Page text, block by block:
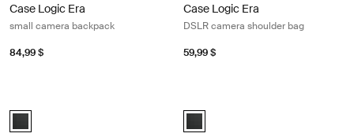
Case Logic Era
small camera backpack
84,99 $
Case Logic Era
DSLR camera shoulder bag
59,99 $
Case Logic Era DSLR/Mirrorless Camera Bag Noir obsidienne
Case Logic Era Camera Pouch